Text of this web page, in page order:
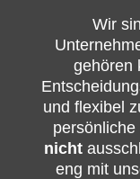
Wir
gehören
und flexibel
nicht
eng mit